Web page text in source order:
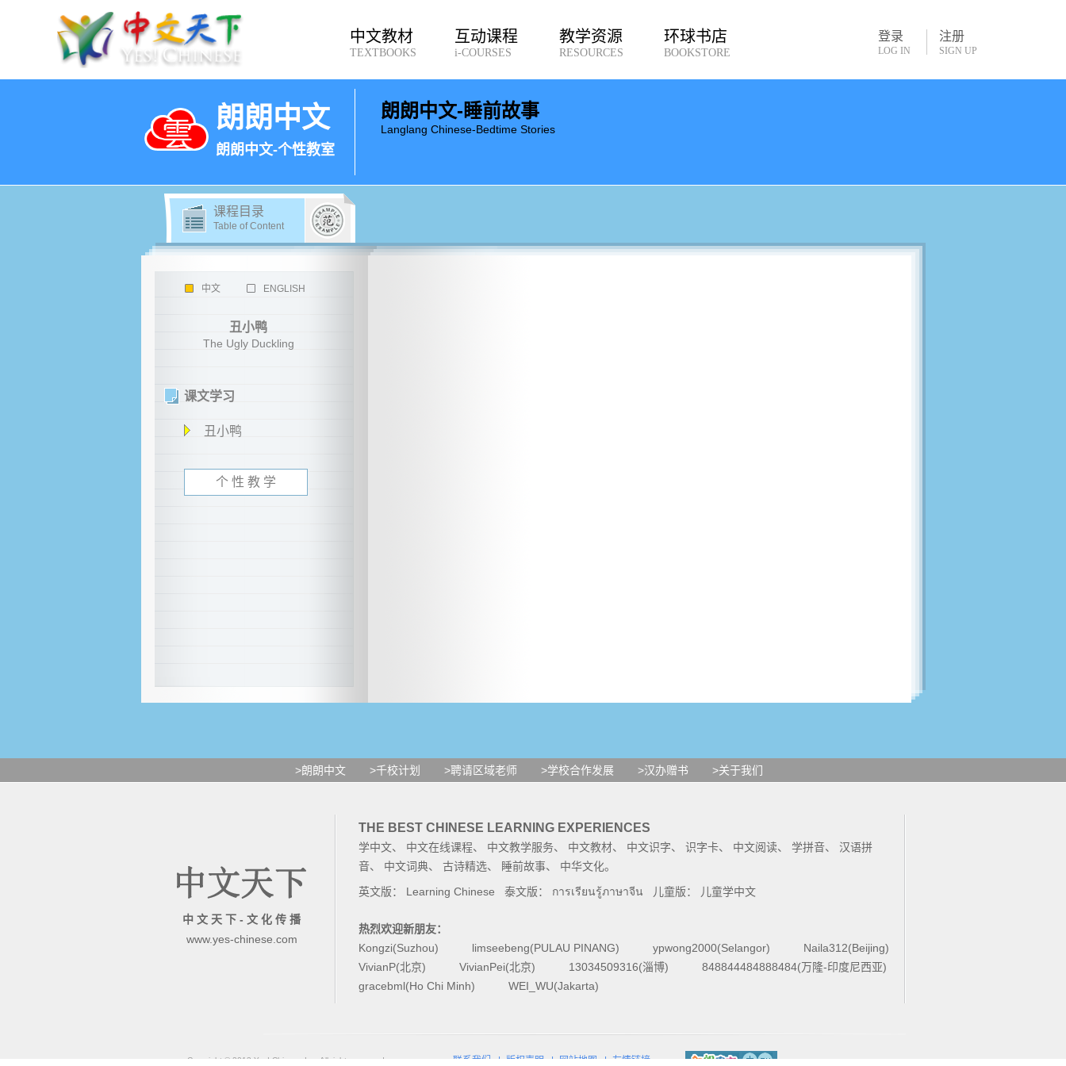
中文教材
TEXTBOOKS
互动课程
i-COURSES
教学资源
RESOURCES
环球书店
BOOKSTORE
登录
LOG IN
注册
SIGN UP
朗朗中文
朗朗中文-个性教室
朗朗中文-睡前故事
Langlang Chinese-Bedtime Stories
课程目录
Table of Content
中文 ENGLISH
丑小鸭
The Ugly Duckling
课文学习
丑小鸭
个 性 教 学
>朗朗中文 >千校计划 >聘请区域老师 >学校合作发展 >汉办赠书 >关于我们
中 文 天 下 - 文 化 传 播
www.yes-chinese.com
THE BEST CHINESE LEARNING EXPERIENCES
学中文、 中文在线课程、 中文教学服务、 中文教材、 中文识字、 识字卡、 中文阅读、 学拼音、 汉语拼
音、 中文词典、 古诗精选、 睡前故事、 中华文化。
英文版： Learning Chinese 泰文版： การเรียนรู้ภาษาจีน 儿童版： 儿童学中文
热烈欢迎新朋友：
Kongzi(Suzhou)
limseebeng(PULAU PINANG) ypwong2000(Selangor)
Naila312(Beijing)
VivianP(北京)
VivianPei(北京) 13034509316(淄博)
848844484888484(万隆-印度尼西亚)
gracebml(Ho Chi Minh)
WEI_WU(Jakarta)
Copyright © 2013 Yes! Chinese Inc. All rights reserved. 联系我们| 版权声明| 网站地图 | 友情链接